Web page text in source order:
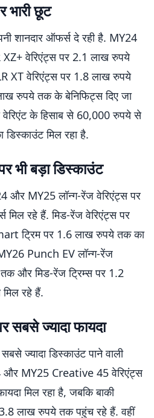
छूट
शानदार ऑफर्स दे रही है. MY24
वेरिएंट्स पर 2.1 लाख रुपये
XT वेरिएंट्स पर 1.8 लाख रुपये
रुपये तक के बेनिफिट्स दिए जा
वेरिएंट के हिसाब से 60,000 रुपये से
मिल रहा है.
भी बड़ा डिस्काउंट
और MY25 लॉन्ग-रेंज वेरिएंट्स पर
रहे हैं. मिड-रेंज वेरिएंट्स पर
ट्रिम पर 1.6 लाख रुपये तक का
MY26 Punch EV लॉन्ग-रेंज
और मिड-रेंज ट्रिम्स पर 1.2
रहे हैं.
ज्यादा फायदा
ज्यादा डिस्काउंट पाने वाली
और MY25 Creative 45 वेरिएंट्स
मिल रहा है, जबकि बाकी
लाख रुपये तक पहुंच रहे हैं. वहीं